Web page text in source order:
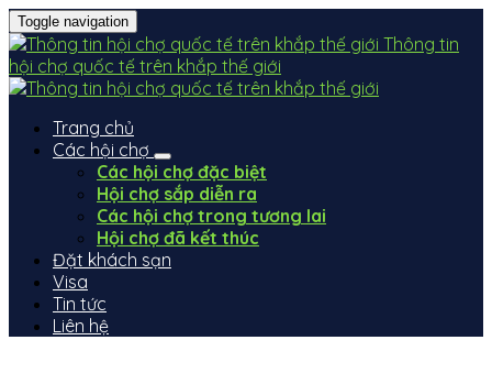
Toggle navigation
Thông tin
hội chợ quốc tế trên khắp thế giới
Trang chủ
Các hội chợ
Các hội chợ đặc biệt
Hội chợ sắp diễn ra
Các hội chợ trong tương lai
Hội chợ đã kết thúc
Đặt khách sạn
Visa
Tin tức
Liên hệ